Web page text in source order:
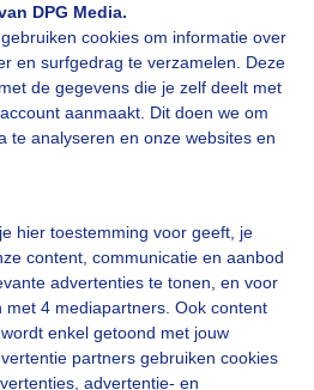
DPG Media.
cookies om informatie over
en surfgedrag te verzamelen. Deze
de gegevens die je zelf deelt met
aanmaakt. Dit doen we om
te analyseren en onze websites en
hier toestemming voor geeft, je
content, communicatie en aanbod
advertenties te tonen, en voor
met 4 mediapartners. Ook content
enkel getoond met jouw
partners gebruiken cookies
advertentie- en